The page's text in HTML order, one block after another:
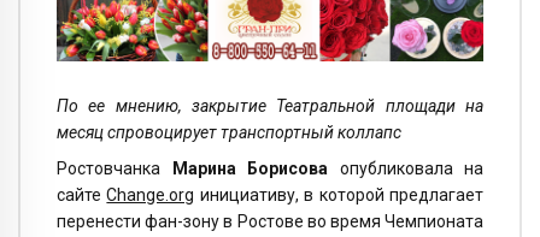
По ее мнению, закрытие Театральной площади на
месяц спровоцирует транспортный коллапс
Ростовчанка
Марина Борисова опубликовала на
сайтеChange.org инициативу, в которой предлагает
перенести фан-зону в Ростове во время Чемпионата